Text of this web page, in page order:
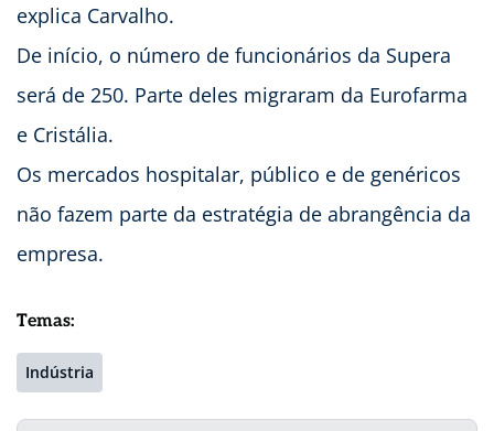
explica Carvalho.
De início, o número de funcionários da Supera
será de 250. Parte deles migraram da Eurofarma
e Cristália.
Os mercados hospitalar, público e de genéricos
não fazem parte da estratégia de abrangência da
empresa.
Temas:
Indústria